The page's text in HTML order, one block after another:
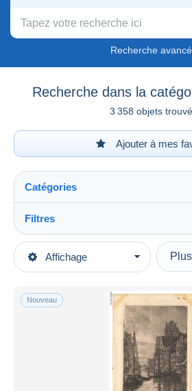
Recherche
Recherche dans la
3 358 objets
Ajouter à mes
Affichage
Catégories
Catégories principales
Europe
Filtres
Types de vente
En cours
Prix fixes
Enchères avec offres
Enchères sans offres
Maisons de vente
Nouveau